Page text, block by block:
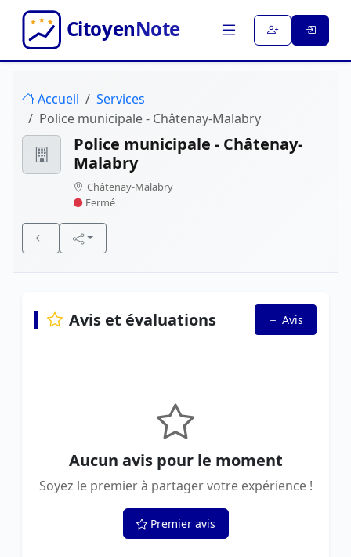
Accueil
Services
Police municipale - Châtenay-Malabry
Police municipale - Châtenay-
Malabry
Châtenay-Malabry
Fermé
Avis et évaluations Avis
Aucun avis pour le moment
Soyez le premier à partager votre expérience !
Premier avis